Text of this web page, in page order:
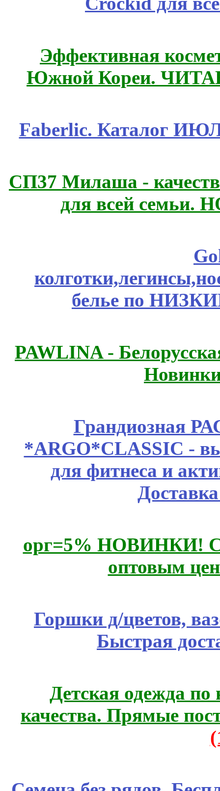
Эффективная
Южной Кореи.
Faberlic. Каталог
СП37 Милаша -
для всей семьи.
белье по
PAWLINA -
Грандиозная
*ARGO*CLASSIC -
для фитнеса и
орг=5% НОВИНКИ!
оптовым
Горшки д/цветов,
Быстрая
Детская одежда
качества. Прямые